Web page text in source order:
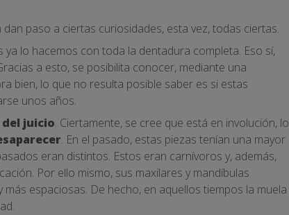
paso a ciertas curiosidades, esta vez, todas ciertas.
lo hacemos con toda la dentadura completa. Eso sí,
a esto, se posibilita conocer, mediante una
bien, lo que no resulta posible saber es si estas
unos años.
juicio. Ciertamente, se cree que está en involución, lo
. En el pasado, estas piezas tenían una mayor
eran distintos. Estos eran carnívoros y, además,
Por ello mismo, sus maxilares y mandíbulas
espaciosas. De hecho, en aquellos tiempos la muela